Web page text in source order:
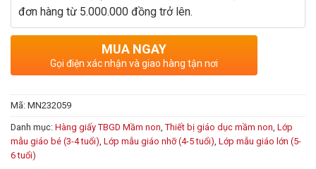
đơn hàng từ 5.000.000 đồng trở lên.
MUA NGAY
Gọi điện xác nhận và giao hàng tận nơi
Mã: MN232059
Danh mục: Hàng giấy TBGD Mầm non, Thiết bị giáo dục mầm non, Lớp
mẫu giáo bé (3-4 tuổi), Lớp mẫu giáo nhỡ (4-5 tuổi), Lớp mẫu giáo lớn (5-
6 tuổi)